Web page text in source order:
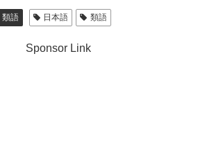
類語 日本語 類語
Sponsor Link